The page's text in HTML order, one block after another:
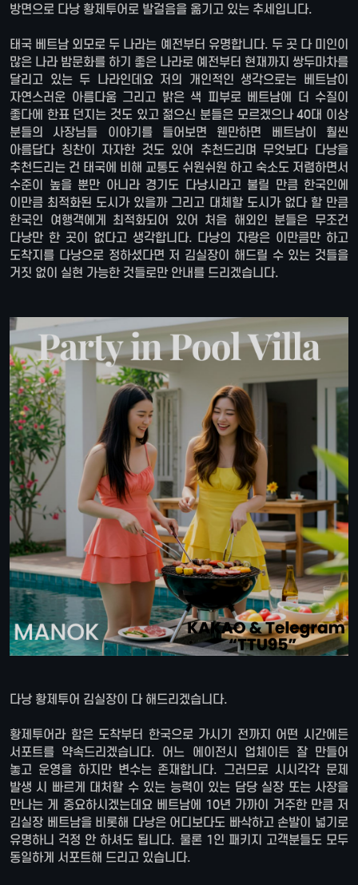
방면으로 다낭 황제투어로 발걸음을 옮기고 있는 추세입니다.
태국 베트남 외모로 두 나라는 예전부터 유명합니다. 두 곳 다 미인이
많은 나라 밤문화를 하기 좋은 나라로 예전부터 현재까지 쌍두마차를
달리고 있는 두 나라인데요 저의 개인적인 생각으로는 베트남이
자연스러운 아름다움 그리고 밝은 색 피부로 베트남에 더 수질이
좋다에 한표 던지는 것도 있고 젊으신 분들은 모르겠으나 40대 이상
분들의 사장님들 이야기를 들어보면 웬만하면 베트남이 훨씬
아름답다 칭찬이 자자한 것도 있어 추천드리며 무엇보다 다낭을
추천드리는 건 태국에 비해 교통도 쉬원쉬원 하고 숙소도 저렴하면서
수준이 높을 뿐만 아니라 경기도 다낭시라고 불릴 만큼 한국인에
이만큼 최적화된 도시가 있을까 그리고 대체할 도시가 없다 할 만큼
한국인 여행객에게 최적화되어 있어 처음 해외인 분들은 무조건
다낭만 한 곳이 없다고 생각합니다. 다낭의 자랑은 이만큼만 하고
도착지를 다낭으로 정하셨다면 저 김실장이 해드릴 수 있는 것들을
거짓 없이 실현 가능한 것들로만 안내를 드리겠습니다.
다낭 황제투어 김실장이 다 해드리겠습니다.
황제투어라 함은 도착부터 한국으로 가시기 전까지 어떤 시간에든
서포트를 약속드리겠습니다. 어느 에이전시 업체이든 잘 만들어
놓고 운영을 하지만 변수는 존재합니다. 그러므로 시시각각 문제
발생 시 빠르게 대처할 수 있는 능력이 있는 담당 실장 또는 사장을
만나는 게 중요하시겠는데요 베트남에 10년 가까이 거주한 만큼 저
김실장 베트남을 비롯해 다낭은 어디보다도 빠삭하고 손발이 넓기로
유명하니 걱정 안 하셔도 됩니다. 물론 1인 패키지 고객분들도 모두
동일하게 서포트해 드리고 있습니다.